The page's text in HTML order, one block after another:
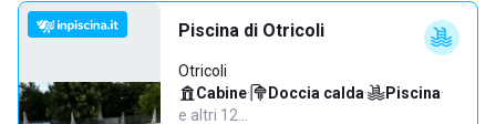
Piscina di Otricoli
Otricoli
Cabine· Doccia calda· Piscina·
e altri 12…